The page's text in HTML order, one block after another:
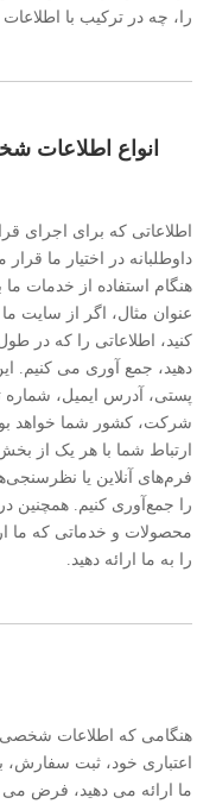
را، چه در ترکیب با
انواع
اطلاعاتی که برای اجرای
داوطلبانه در اختیار ما
هنگام استفاده از خدمات
عنوان مثال، اگر از سایت
کنید، اطلاعاتی را که در
دهید، جمع آوری می کنیم.
پستی، آدرس ایمیل، شماره
شرکت، کشور شما خواهد
ارتباط شما با هر یک از
فرم‌های آنلاین یا
را جمع‌آوری کنیم. همچنین
محصولات و خدماتی که ما
را به ما ارائه دهید.
هنگامی که اطلاعات شخصی
اعتباری خود، ثبت سفارش،
ما ارائه می دهید، فرض می